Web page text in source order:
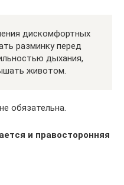
дискомфортных
разминку перед
дыхания,
животом.
обязательна.
и правосторонняя